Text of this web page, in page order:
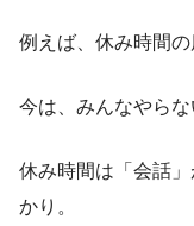
例えば、休み時間の
今は、みんなやらな
休み時間は「会話
かり。